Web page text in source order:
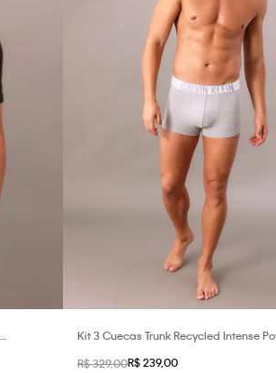
Kit 3 Cuecas Trunk Recycled Intense
R$329,00R$239,00